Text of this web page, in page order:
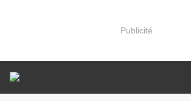
Publicité